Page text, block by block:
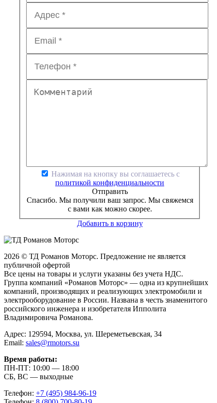
Нажимая на кнопку вы соглашаетесь с
политикой конфиденциальности
Отправить
Спасибо. Мы получили ваш запрос. Мы свяжемся
с вами как можно скорее.
Добавить в корзину
2026 © ТД Романов Моторс. Предложение не является
публичной офертой
Все цены на товары и услуги указаны без учета НДС.
Группа компаний «Романов Моторс» — одна из крупнейших
компаний, производящих и реализующих электромобили и
электрооборудование в России. Названа в честь знаменитого
российского инженера и изобретателя Ипполита
Владимировича Романова.
Адрес: 129594, Москва, ул. Шереметьевская, 34
Email: sales@rmotors.su
Время работы:
ПН-ПТ: 10:00 — 18:00
СБ, ВС — выходные
Телефон: +7 (495) 984-96-19